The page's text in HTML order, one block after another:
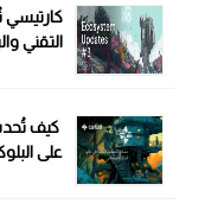
كارتيسي
التقني
كيف
على